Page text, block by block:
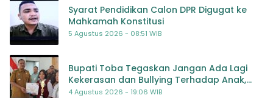
Syarat Pendidikan Calon DPR Digugat ke
Mahkamah Konstitusi
5 Agustus 2026 - 08:51 WIB
Bupati Toba Tegaskan Jangan Ada Lagi
Kekerasan dan Bullying Terhadap Anak,
Dorong Kolaborasi Seluruh Pihak
4 Agustus 2026 - 19:06 WIB